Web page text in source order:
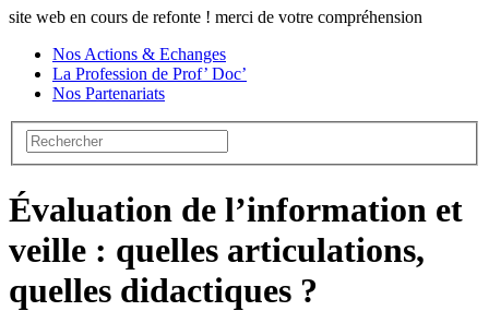
site web en cours de refonte ! merci de votre compréhension
Nos Actions & Echanges
La Profession de Prof’ Doc’
Nos Partenariats
Évaluation de l’information et
veille : quelles articulations,
quelles didactiques ?